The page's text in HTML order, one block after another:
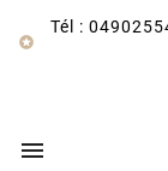

Tél :
